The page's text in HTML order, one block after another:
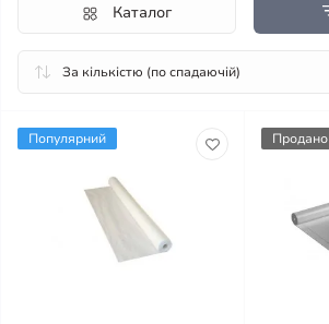
Каталог
Популярний Продано